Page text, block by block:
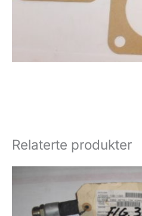
Relaterte produkter